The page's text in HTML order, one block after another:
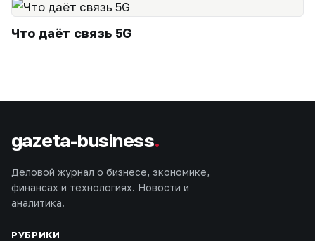
Что даёт связь 5G
gazeta-business.
Деловой журнал о бизнесе, экономике,
финансах и технологиях. Новости и
аналитика.
РУБРИКИ